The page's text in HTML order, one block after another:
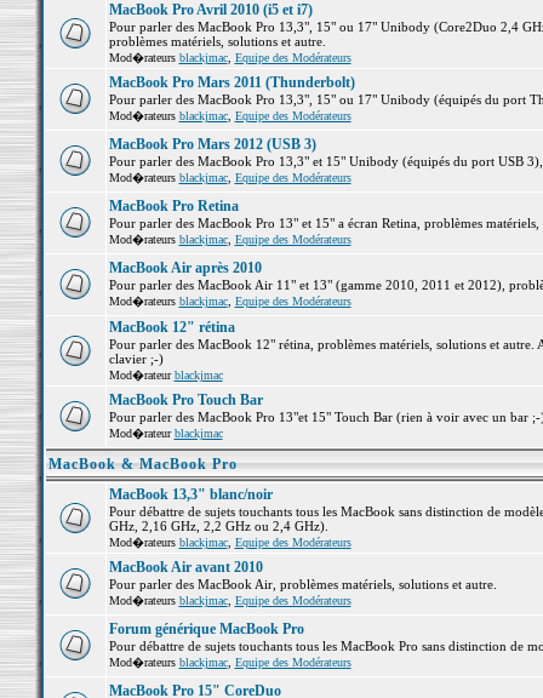
MacBook Pro Avril 2010 (i5 et i7)
Pour parler des MacBook Pro 13,3", 15" ou 17" Unibody (Core2Duo 2,4
problèmes matériels, solutions et autre.
Mod�rateurs blackjmac, Equipe des Modérateurs
MacBook Pro Mars 2011 (Thunderbolt)
Pour parler des MacBook Pro 13,3", 15" ou 17" Unibody (équipés du port
Mod�rateurs blackjmac, Equipe des Modérateurs
MacBook Pro Mars 2012 (USB 3)
Pour parler des MacBook Pro 13,3" et 15" Unibody (équipés du port USB
Mod�rateurs blackjmac, Equipe des Modérateurs
MacBook Pro Retina
Pour parler des MacBook Pro 13" et 15" a écran Retina, problèmes matériels,
Mod�rateurs blackjmac, Equipe des Modérateurs
MacBook Air après 2010
Pour parler des MacBook Air 11" et 13" (gamme 2010, 2011 et 2012),
Mod�rateurs blackjmac, Equipe des Modérateurs
MacBook 12" rétina
Pour parler des MacBook 12" rétina, problèmes matériels, solutions et
clavier ;-)
Mod�rateurblackjmac
MacBook Pro Touch Bar
Pour parler des MacBook Pro 13"et 15" Touch Bar (rien à voir avec un bar
Mod�rateurblackjmac
MacBook & MacBook Pro
MacBook 13,3" blanc/noir
Pour débattre de sujets touchants tous les MacBook sans distinction de
GHz, 2,16 GHz, 2,2 GHz ou 2,4 GHz).
Mod�rateurs blackjmac, Equipe des Modérateurs
MacBook Air avant 2010
Pour parler des MacBook Air, problèmes matériels, solutions et autre.
Mod�rateurs blackjmac, Equipe des Modérateurs
Forum générique MacBook Pro
Pour débattre de sujets touchants tous les MacBook Pro sans distinction de
Mod�rateurs blackjmac, Equipe des Modérateurs
MacBook Pro 15" CoreDuo